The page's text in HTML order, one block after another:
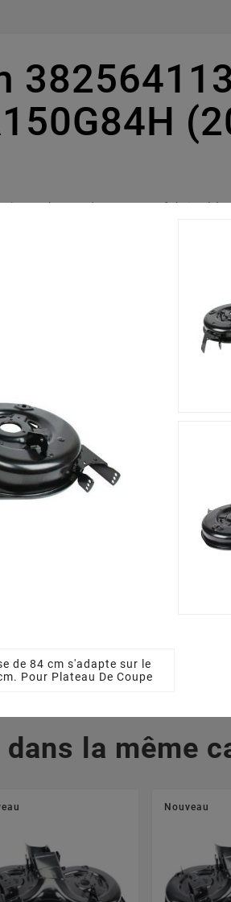
Ce plateau de coupe est fabriqué

la même
Nouveau
de 84 cm s'adapte sur le
Pour Plateau De Coupe